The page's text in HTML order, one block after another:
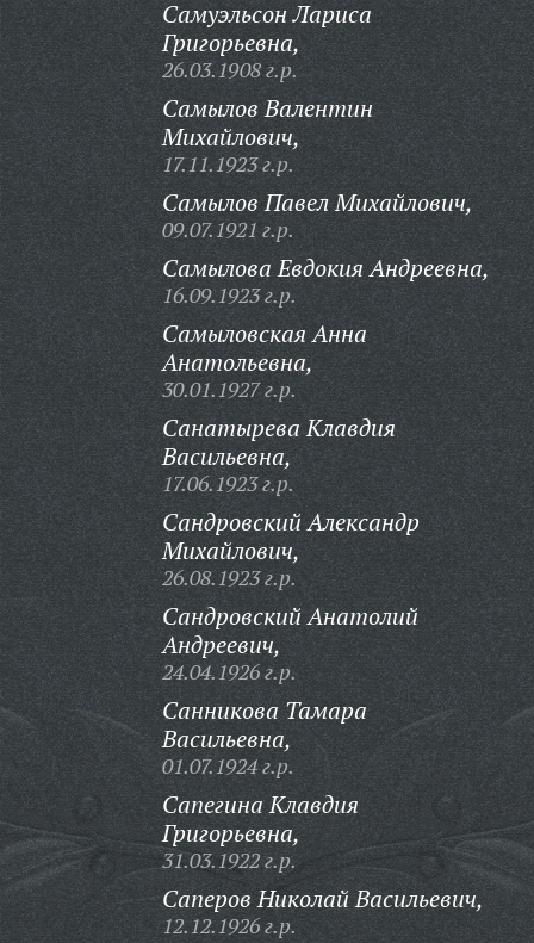
Самуэльсон Лариса
Григорьевна,
26.03.1908 г.р.
Самылов Валентин
Михайлович,
17.11.1923 г.р.
Самылов Павел Михайлович,
09.07.1921 г.р.
Самылова Евдокия Андреевна,
16.09.1923 г.р.
Самыловская Анна
Анатольевна,
30.01.1927 г.р.
Санатырева Клавдия
Васильевна,
17.06.1923 г.р.
Сандровский Александр
Михайлович,
26.08.1923 г.р.
Сандровский Анатолий
Андреевич,
24.04.1926 г.р.
Санникова Тамара
Васильевна,
01.07.1924 г.р.
Сапегина Клавдия
Григорьевна,
31.03.1922 г.р.
Саперов Николай Васильевич,
12.12.1926 г.р.